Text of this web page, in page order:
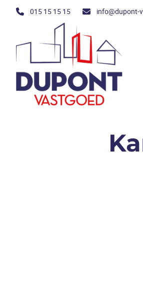
Ga naar hoofdinhoud
015 15 15 15 info@dupont-